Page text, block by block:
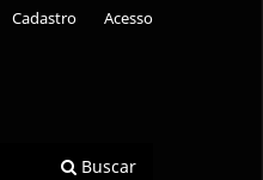
Buscar
Cadastro Acesso